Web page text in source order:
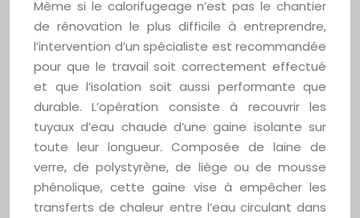
Même si le calorifugeage n’est pas le chantier
de rénovation le plus difficile à entreprendre,
l’intervention d’un spécialiste est recommandée
pour que le travail soit correctement effectué
et que l’isolation soit aussi performante que
durable. L’opération consiste à recouvrir les
tuyaux d’eau chaude d’une gaine isolante sur
toute leur longueur. Composée de laine de
verre, de polystyrène, de liège ou de mousse
phénolique, cette gaine vise à empêcher les
transferts de chaleur entre l’eau circulant dans